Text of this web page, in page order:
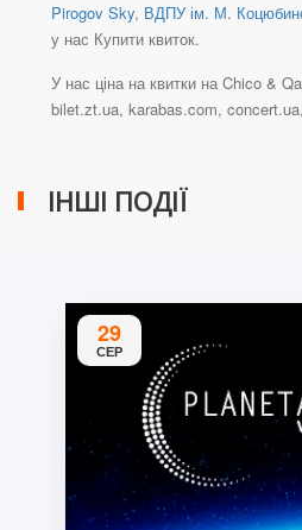
Pirogov Sky, ВДПУ ім. М.
у нас Купити квиток.
У нас ціна на квитки на Chico &
bilet.zt.ua, karabas.com,
ІНШІ ПОДІЇ
29
СЕР